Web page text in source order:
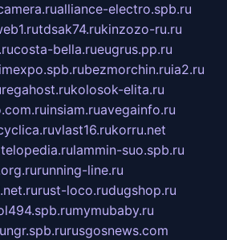
alliance-electro.spb.ru
tdsak74.rukinzozo-ru.ru
costa-bella.rueugrus.pp.ru
bezmorchin.ruia2.ru
regahost.rukolosok-elita.ru
insiam.ruavegainfo.ru
vlast16.rukorru.net
lammin-suo.spb.ru
running-line.ru
rust-loco.rudugshop.ru
mymubaby.ru
ngr.spb.rurusgosnews.com